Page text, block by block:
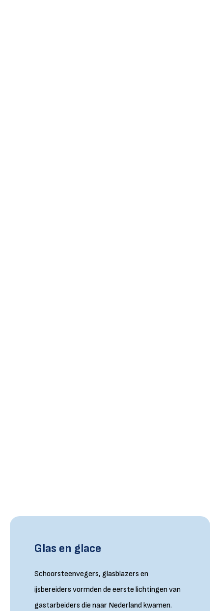
Glas en glace
Schoorsteenvegers, glasblazers en
ijsbereiders vormden de eerste lichtingen van
gastarbeiders die naar Nederland kwamen.